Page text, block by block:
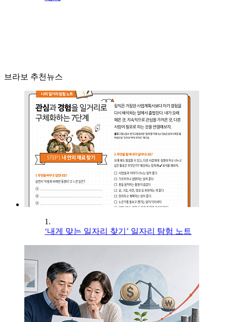
브라보 추천뉴스
1.
‘내게 맞는 일자리 찾기’ 일자리 탐험 노트